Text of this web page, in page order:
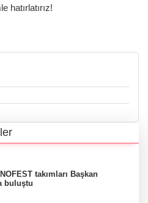
hatırlatırız!
takımları Başkan
buluştu